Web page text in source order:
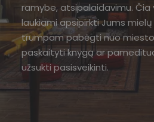
ramybe, atsipalaidavimu.
laukiami apsipirkti Jums
trumpam pabėgti nuo
paskaityti knygą ar
užsukti pasisveikinti.